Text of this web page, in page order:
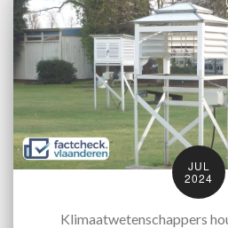
JUL
2024
Klimaatwetenschappers